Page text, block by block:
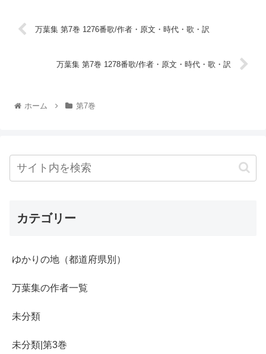
万葉集 第7巻 1276番歌/作者・原文・時代・歌・訳
万葉集 第7巻 1278番歌/作者・原文・時代・歌・訳
ホーム 第7巻
カテゴリー
ゆかりの地（都道府県別）
万葉集の作者一覧
未分類
未分類|第3巻